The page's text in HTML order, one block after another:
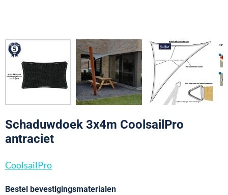
Schaduwdoek 3x4m CoolsailPro
antraciet
CoolsailPro
Bestel bevestigingsmaterialen